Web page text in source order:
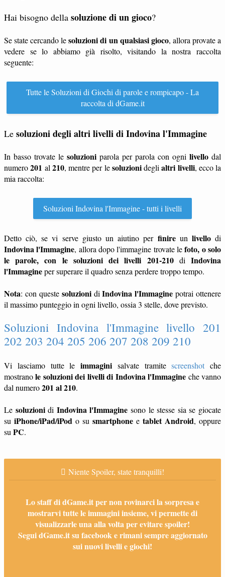
Hai bisogno della soluzione di un gioco?
Se state cercando lesoluzioni di un qualsiasi gioco, allora provate a
vedere se lo abbiamo già risolto, visitando la nostra raccolta
seguente:
Tutte le Soluzioni di Giochi di parole e rompicapo - La
raccolta di dGame.it
Le soluzioni degli altri livelli di Indovina l'Immagine
In basso trovate le soluzioni parola per parola con ogni livello dal
numero201 al 210, mentre per lesoluzionideglialtri livelli, ecco la
mia raccolta:
Soluzioni Indovina l'Immagine - tutti i livelli
Detto ciò, se vi serve giusto un aiutino per finireun livellodi
Indovina l'Immagine, allora dopo l'immagine trovate lefoto, o solo
le parole, con le soluzioni dei livelli 201-210diIndovina
l'Immagineper superare il quadro senza perdere troppo tempo.
Nota: con queste soluzionidiIndovina l'Immagine potrai ottenere
il massimo punteggio in ogni livello, ossia 3 stelle, dove previsto.
Soluzioni Indovina l'Immagine livello 201
202 203 204 205 206 207 208 209 210
Vi lasciamo tutte le immagini salvate tramitescreenshot che
mostranole soluzioni dei livelli di Indovina l'Immagine che vanno
dal numero201 al 210.
Le soluzionidi Indovina l'Immagine sono le stesse sia se giocate
su iPhone/iPad/iPod o su smartphone e tablet Android, oppure
su PC.
Niente Spoiler, state tranquilli!
Lo staff di dGame.it per non rovinarci la sorpresa e
mostrarvi tutte le immagini insieme, vi permette di
visualizzarle una alla volta per evitare spoiler!
Segui dGame.it su facebook e rimani sempre aggiornato
sui nuovi livelli e giochi!